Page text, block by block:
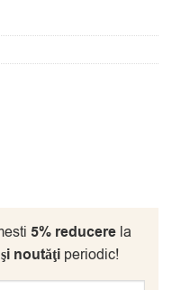
5% reducere la
noutăţiperiodic!